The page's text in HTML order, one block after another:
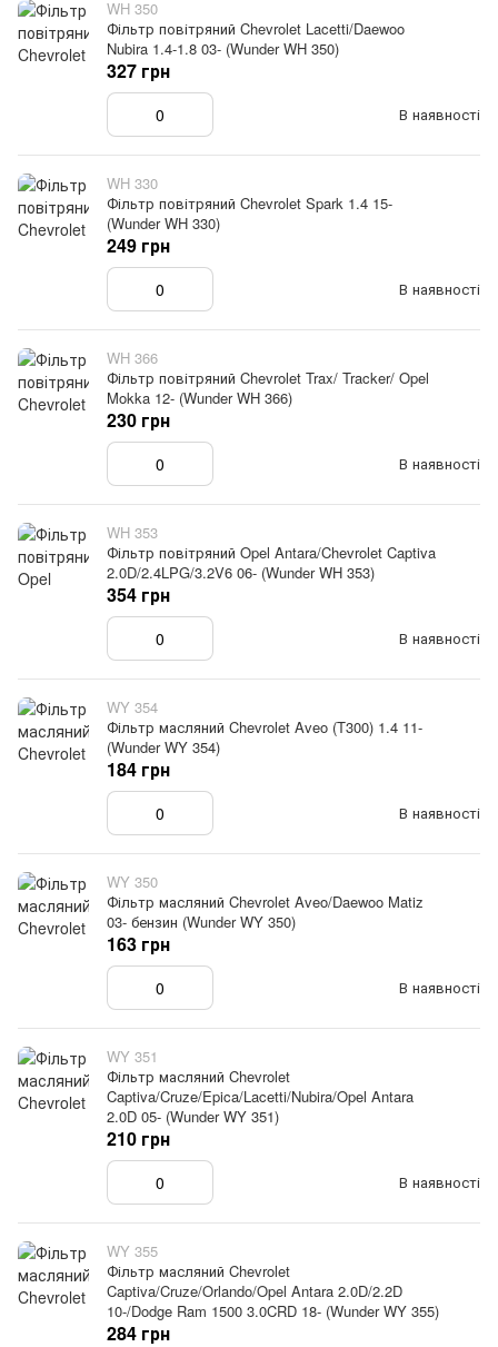
WH 350
Фільтр повітряний Chevrolet Lacetti/Daewoo
Nubira 1.4-1.8 03- (Wunder WH 350)
В наявності
327 грн
WH 330
Фільтр повітряний Chevrolet Spark 1.4 15-
(Wunder WH 330)
В наявності
249 грн
WH 366
Фільтр повітряний Chevrolet Trax/ Tracker/ Opel
Mokka 12- (Wunder WH 366)
В наявності
230 грн
WH 353
Фільтр повітряний Opel Antara/Chevrolet Captiva
2.0D/2.4LPG/3.2V6 06- (Wunder WH 353)
В наявності
354 грн
WY 354
Фільтр масляний Chevrolet Aveo (T300) 1.4 11-
(Wunder WY 354)
В наявності
184 грн
WY 350
Фільтр масляний Chevrolet Aveo/Daewoo Matiz
03- бензин (Wunder WY 350)
В наявності
163 грн
WY 351
Фільтр масляний Chevrolet
Captiva/Cruze/Epica/Lacetti/Nubira/Opel Antara
2.0D 05- (Wunder WY 351)
В наявності
210 грн
WY 355
Фільтр масляний Chevrolet
Captiva/Cruze/Orlando/Opel Antara 2.0D/2.2D
10-/Dodge Ram 1500 3.0CRD 18- (Wunder WY 355)
284 грн